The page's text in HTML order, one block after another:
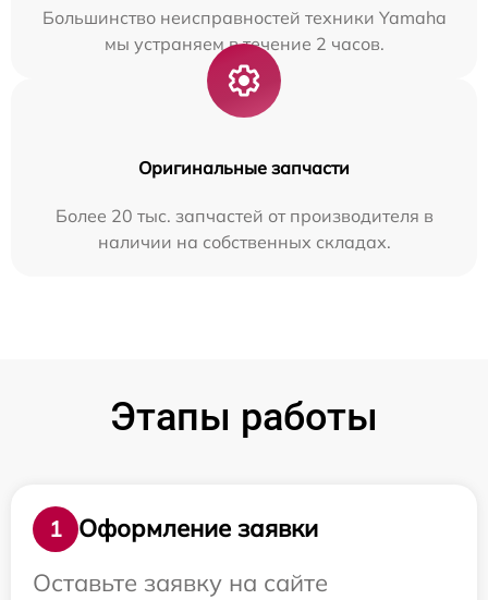
Большинство неисправностей техники Yamaha
мы устраняем в течение 2 часов.
Оригинальные запчасти
Более 20 тыс. запчастей от производителя в
наличии на собственных складах.
Этапы работы
1
Оформление заявки
Оставьте заявку на сайте